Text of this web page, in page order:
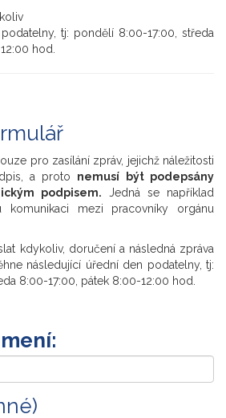
tj: pondělí 8:00-17:00, středa
hod.
pro zasílání zpráv, jejichž náležitosti
a proto nemusí být podepsány
podpisem. Jedná se například
komunikaci mezi pracovníky orgánu
kdykoliv, doručení a následná zpráva
následující úřední den podatelny, tj:
8:00-17:00, pátek 8:00-12:00 hod.